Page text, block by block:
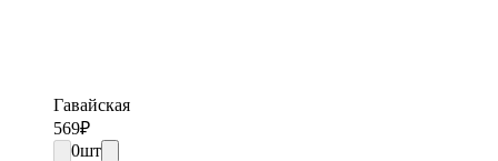
Гавайская
569₽
0шт